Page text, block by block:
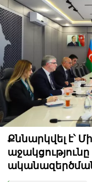
Քննարկվել է՝